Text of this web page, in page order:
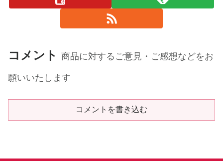
コメント 商品に対するご意見・ご感想などをお
願いいたします
コメントを書き込む